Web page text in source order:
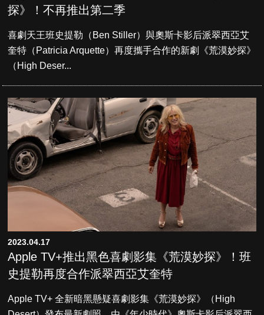
探》！不再推出第二季
喜劇天王班史提勒（Ben Stiller）與奧斯卡影后派翠西亞艾
奎特（Patricia Arquette）再度攜手合作的新劇《荒漠妙探》
（High Deser...
2023.04.17
Apple TV+推出黑色喜劇影集《荒漠妙探》！班
史提勒再度合作派翠西亞艾奎特
Apple TV+ 全新暗黑懸疑喜劇影集《荒漠妙探》（High